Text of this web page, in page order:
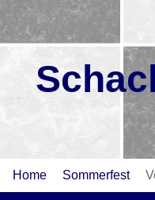
Home Sommerfest